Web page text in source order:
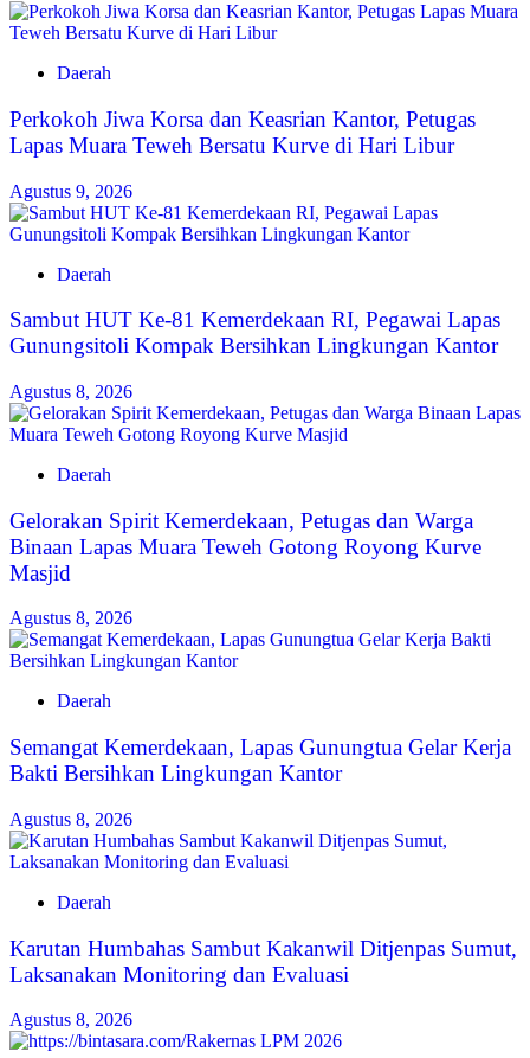
Daerah
Perkokoh Jiwa Korsa dan Keasrian Kantor, Petugas
Lapas Muara Teweh Bersatu Kurve di Hari Libur
Agustus 9, 2026
Daerah
Sambut HUT Ke-81 Kemerdekaan RI, Pegawai Lapas
Gunungsitoli Kompak Bersihkan Lingkungan Kantor
Agustus 8, 2026
Daerah
Gelorakan Spirit Kemerdekaan, Petugas dan Warga
Binaan Lapas Muara Teweh Gotong Royong Kurve
Masjid
Agustus 8, 2026
Daerah
Semangat Kemerdekaan, Lapas Gunungtua Gelar Kerja
Bakti Bersihkan Lingkungan Kantor
Agustus 8, 2026
Daerah
Karutan Humbahas Sambut Kakanwil Ditjenpas Sumut,
Laksanakan Monitoring dan Evaluasi
Agustus 8, 2026